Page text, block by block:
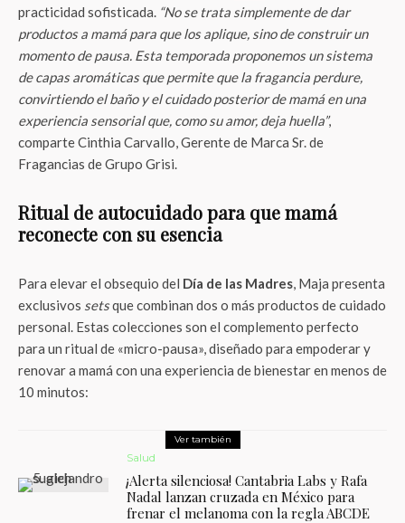
practicidad sofisticada. “No se trata simplemente de dar
productos a mamá para que los aplique, sino de construir un
momento de pausa. Esta temporada proponemos un sistema
de capas aromáticas que permite que la fragancia perdure,
convirtiendo el baño y el cuidado posterior de mamá en una
experiencia sensorial que, como su amor, deja huella”,
comparte Cinthia Carvallo, Gerente de Marca Sr. de
Fragancias de Grupo Grisi.
Ritual de autocuidado para que mamá
reconecte con su esencia
Para elevar el obsequio del Día de las Madres, Maja presenta
exclusivos setsque combinan dos o más productos de cuidado
personal. Estas colecciones son el complemento perfecto
para un ritual de «micro-pausa», diseñado para empoderar y
renovar a mamá con una experiencia de bienestar en menos de
10 minutos:
Ver también
Salud
¡Alerta silenciosa! Cantabria Labs y Rafa
Nadal lanzan cruzada en México para
frenar el melanoma con la regla ABCDE